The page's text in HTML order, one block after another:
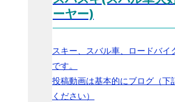
ーヤー)
スキー、スバル車、ロードバイ
です。
投稿動画は基本的にブログ（下
ください）